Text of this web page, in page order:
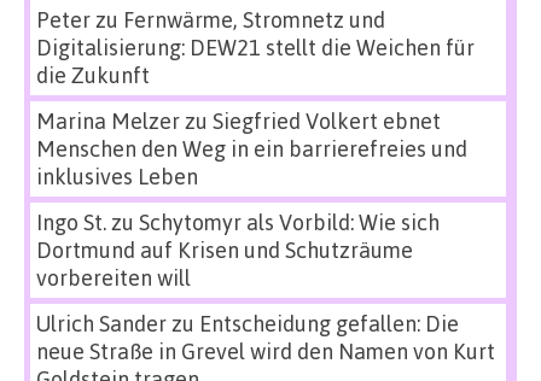
Peterzu Fernwärme, Stromnetz und
Digitalisierung: DEW21 stellt die Weichen für
die Zukunft
Marina Melzerzu Siegfried Volkert ebnet
Menschen den Weg in ein barrierefreies und
inklusives Leben
Ingo St.zu Schytomyr als Vorbild: Wie sich
Dortmund auf Krisen und Schutzräume
vorbereiten will
Ulrich Sanderzu Entscheidung gefallen: Die
neue Straße in Grevel wird den Namen von Kurt